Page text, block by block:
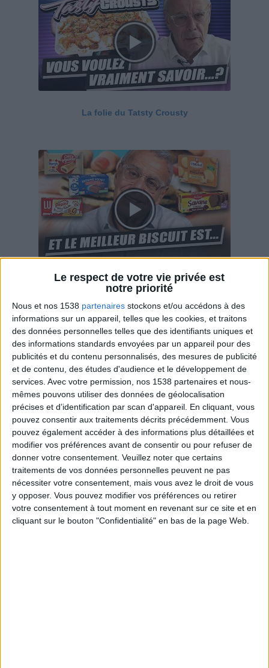
Le respect de votre vie privée est
notre priorité
Nous et nos 1538 partenaires stockons et/ou accédons à des
informations sur un appareil, telles que les cookies, et traitons
des données personnelles telles que des identifiants uniques et
des informations standards envoyées par un appareil pour des
publicités et du contenu personnalisés, des mesures de publicité
et de contenu, des études d'audience et le développement de
services. Avec votre permission, nos 1538 partenaires et nous-
mêmes pouvons utiliser des données de géolocalisation
précises et d’identification par scan d'appareil. En cliquant, vous
pouvez consentir aux traitements décrits précédemment. Vous
pouvez également accéder à des informations plus détaillées et
modifier vos préférences avant de consentir ou pour refuser de
donner votre consentement. Veuillez noter que certains
traitements de vos données personnelles peuvent ne pas
nécessiter votre consentement, mais vous avez le droit de vous
y opposer. Vous pouvez modifier vos préférences ou retirer
votre consentement à tout moment en revenant sur ce site et en
cliquant sur le bouton "Confidentialité" en bas de la page Web.
La folie du Tatsty Crousty
Savane, LU, Pepito, Harrys... Que valent vraiment
ces gâteaux ?
Webinaires en direct Voir tout
Peut-on remplacer la viande par des féculents ?
Consultation diététique du 05/08/2026